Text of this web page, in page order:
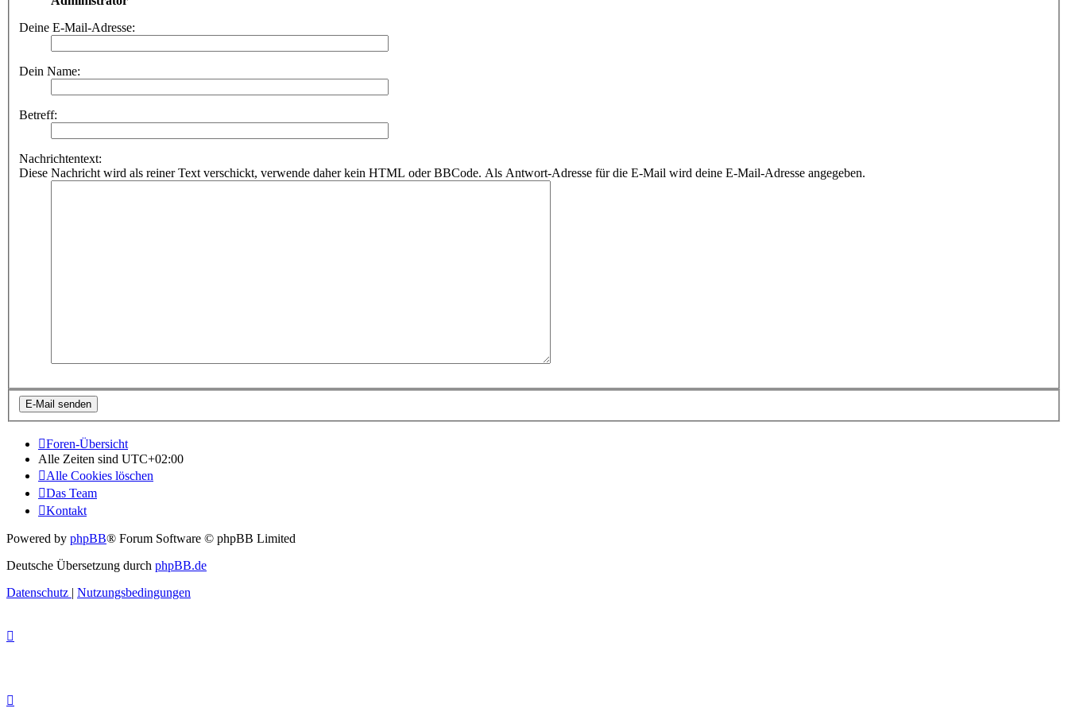
Deine E-Mail-Adresse:
Dein Name:
Betreff:
Nachrichtentext:
Diese Nachricht wird als reiner Text verschickt, verwende daher kein HTML oder BBCode. Als Antwort-Adresse für die E-Mail wird deine E-Mail-Adresse angegeben.
Foren-Übersicht
Alle Zeiten sind UTC+02:00
Alle Cookies löschen
Das Team
Kontakt
Powered by phpBB® Forum Software © phpBB Limited
Deutsche Übersetzung durch phpBB.de
Datenschutz | Nutzungsbedingungen